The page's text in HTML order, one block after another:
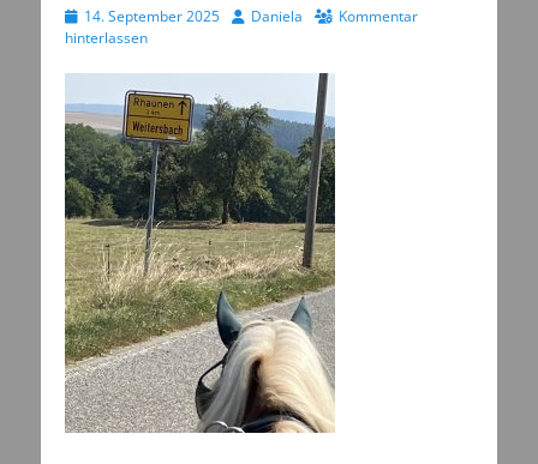
Veröffentlicht
am
14. September 2025 AutorDaniela
Kommentar
hinterlassen